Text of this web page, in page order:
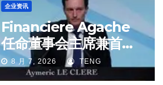
企业资讯
Financiere Agache
任命董事会主席兼首席
执行官
8 月 7, 2026 TENG